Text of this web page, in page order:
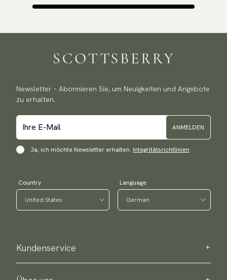
Newsletter – Abonnieren Sie, um Neuigkeiten und Angebote
zu erhalten.
ANMELDEN
Ja, ich möchte Newsletter erhalten. Integritätsrichtlinien
Country Language
Kundenservice
Kontaktieren Sie uns